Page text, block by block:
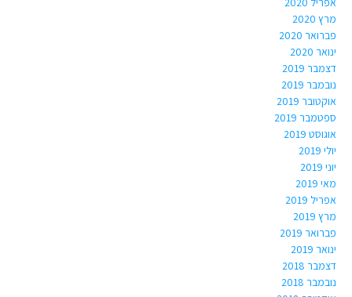
מרץ 2020
פברואר 2020
ינואר 2020
דצמבר 2019
נובמבר 2019
אוקטובר 2019
ספטמבר 2019
אוגוסט 2019
יולי 2019
יוני 2019
מאי 2019
אפריל 2019
מרץ 2019
פברואר 2019
ינואר 2019
דצמבר 2018
נובמבר 2018